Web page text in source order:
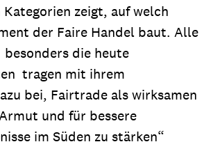
zeigt, auf welch
der Faire Handel baut. Alle
die heute
tragen mit ihrem
bei, Fairtrade als wirksamen
und für bessere
im Süden zu stärken“